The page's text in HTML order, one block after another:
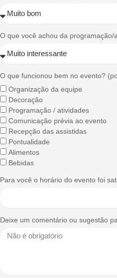
O que você achou da programação/
O que funcionou bem no evento?
Organização da equipe
Decoração
Programação / atividades
Comunicação prévia ao evento
Recepção das assistidas
Pontualidade
Alimentos
Bebidas
Para você o horário do evento foi
Deixe um comentário ou sugestão